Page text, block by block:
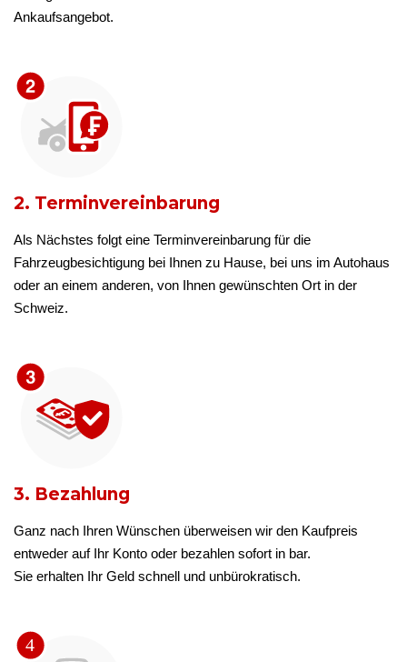
Ankaufsangebot.
2. Terminvereinbarung
Als Nächstes folgt eine Terminvereinbarung für die
Fahrzeugbesichtigung bei Ihnen zu Hause, bei uns im Autohaus
oder an einem anderen, von Ihnen gewünschten Ort in der
Schweiz.
3. Bezahlung
Ganz nach Ihren Wünschen überweisen wir den Kaufpreis
entweder auf Ihr Konto oder bezahlen sofort in bar.
Sie erhalten Ihr Geld schnell und unbürokratisch.